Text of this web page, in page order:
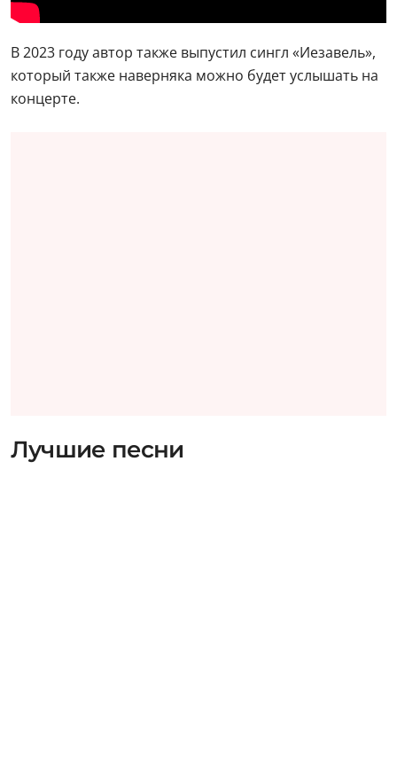
В 2023 году автор также выпустил сингл «Иезавель»,
который также наверняка можно будет услышать на
концерте.
Лучшие песни